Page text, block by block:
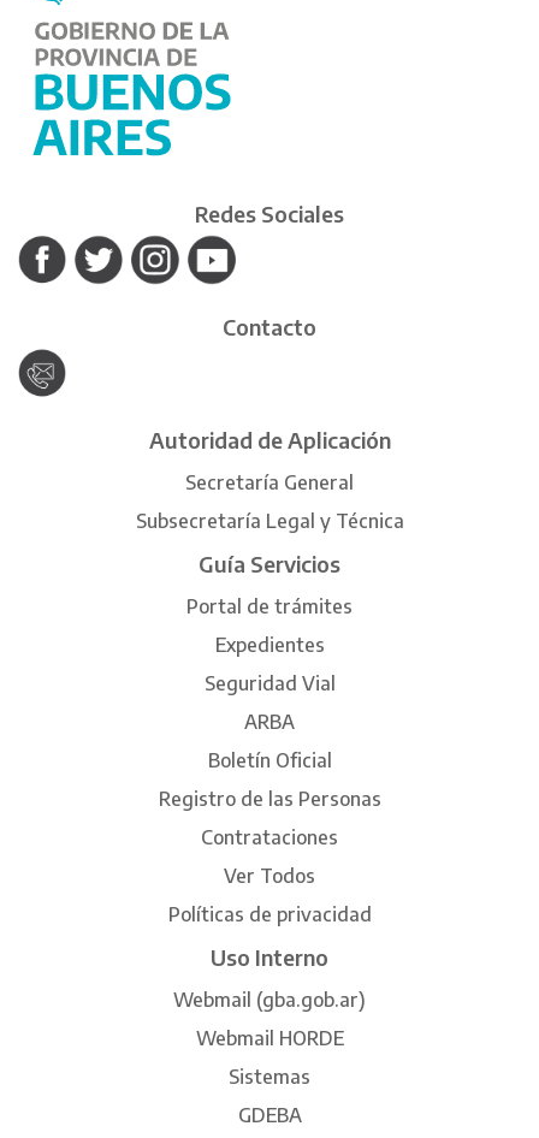
Redes Sociales
Contacto
Autoridad de Aplicación
Secretaría General
Subsecretaría Legal y Técnica
Guía Servicios
Portal de trámites
Expedientes
Seguridad Vial
ARBA
Boletín Oficial
Registro de las Personas
Contrataciones
Ver Todos
Políticas de privacidad
Uso Interno
Webmail (gba.gob.ar)
Webmail HORDE
Sistemas
GDEBA